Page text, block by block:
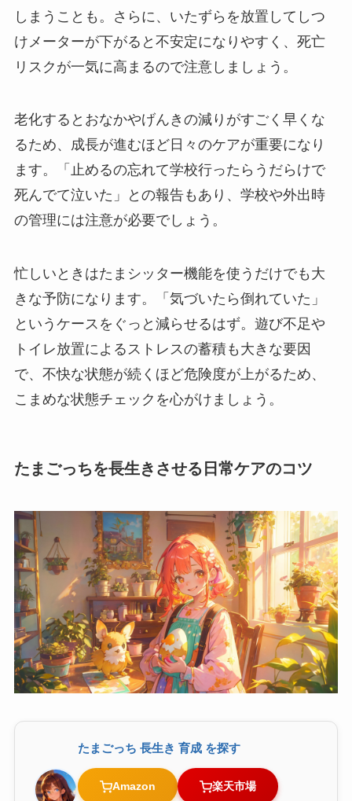
しまうことも。さらに、いたずらを放置してしつ
けメーターが下がると不安定になりやすく、死亡
リスクが一気に高まるので注意しましょう。
老化するとおなかやげんきの減りがすごく早くな
るため、成長が進むほど日々のケアが重要になり
ます。「止めるの忘れて学校行ったらうだらけで
死んでて泣いた」との報告もあり、学校や外出時
の管理には注意が必要でしょう。
忙しいときはたまシッター機能を使うだけでも大
きな予防になります。「気づいたら倒れていた」
というケースをぐっと減らせるはず。遊び不足や
トイレ放置によるストレスの蓄積も大きな要因
で、不快な状態が続くほど危険度が上がるため、
こまめな状態チェックを心がけましょう。
たまごっちを長生きさせる日常ケアのコツ
たまごっち 長生き 育成 を探す
Amazon 楽天市場